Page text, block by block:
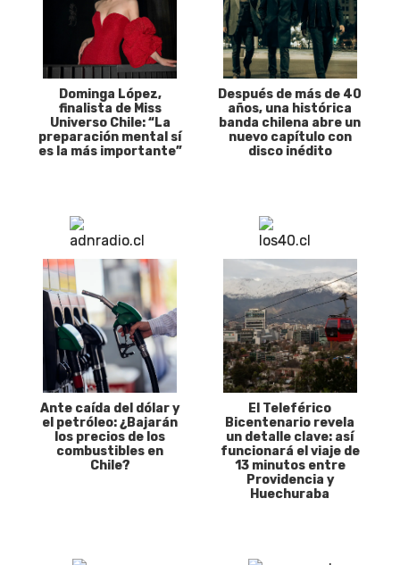
Dominga López,
finalista de Miss
Universo Chile: “La
preparación mental sí
es la más importante”
Después de más de 40
años, una histórica
banda chilena abre un
nuevo capítulo con
disco inédito
Ante caída del dólar y
el petróleo: ¿Bajarán
los precios de los
combustibles en
Chile?
El Teleférico
Bicentenario revela
un detalle clave: así
funcionará el viaje de
13 minutos entre
Providencia y
Huechuraba